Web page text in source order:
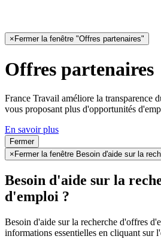
× Fermer la fenêtre "Offres partenaires"
Offres partenaires
France Travail améliore la transparence
vous proposant plus d'opportunités
En savoir plus
Fermer
× Fermer la fenêtre Besoin d'aide sur la
Besoin d'aide sur la
d'emploi ?
Besoin d'aide sur la recherche d'offres
informations essentielles en cliquant sur